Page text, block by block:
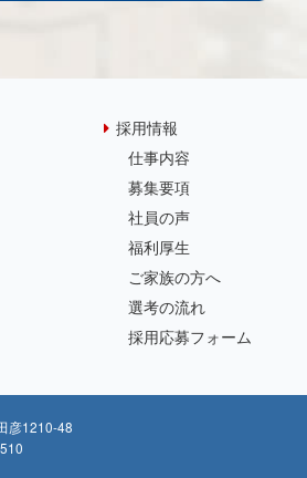
採用情報
仕事内容
募集要項
社員の声
福利厚生
ご家族の方へ
選考の流れ
採用応募フォーム
彦1210-48